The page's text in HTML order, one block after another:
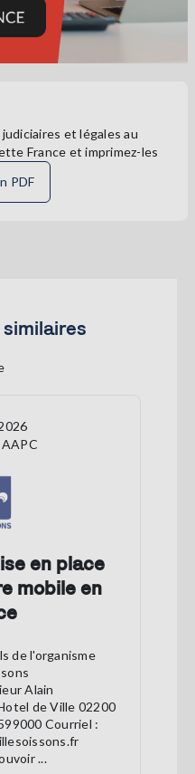
et légales au
France et imprimez-les
PDF
AAPC
en place
mobile en
de l'organisme
Alain
de Ville 02200
Courriel :
...